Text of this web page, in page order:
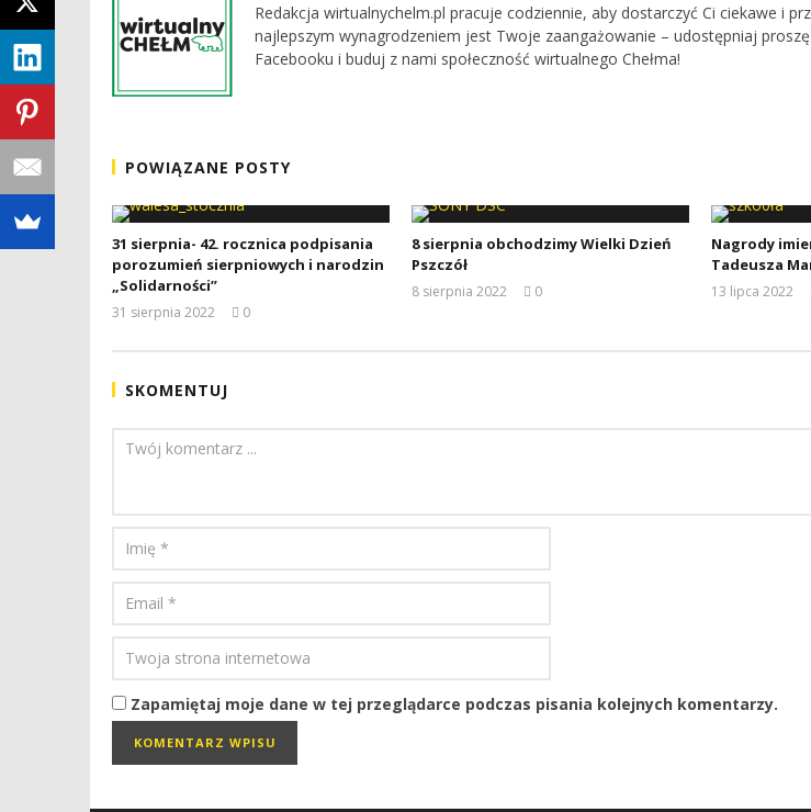
Redakcja wirtualnychelm.pl pracuje codziennie, aby dostarczyć Ci ciekawe i
najlepszym wynagrodzeniem jest Twoje zaangażowanie – udostępniaj
Facebooku i buduj z nami społeczność wirtualnego Chełma!
POWIĄZANE POSTY
31 sierpnia- 42. rocznica podpisania
porozumień sierpniowych i narodzin
„Solidarności”
31 sierpnia 2022
0
8 sierpnia obchodzimy Wielki Dzień
Pszczół
8 sierpnia 2022
0
Nagrody
Tadeusza
13 lipca 2022
SKOMENTUJ
Zapamiętaj moje dane w tej przeglądarce podczas pisania kolejnych komentarzy.